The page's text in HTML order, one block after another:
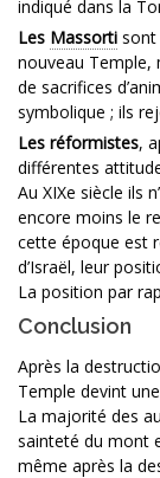
indiqué dans la
Les Massorti sont
nouveau Temple,
de sacrifices
symbolique ; ils
Les réformistes,
différentes
Au XIXe siècle ils
encore moins le
cette époque est
d’Israël, leur
La position par
Conclusion
Après la
Temple devint
La majorité des
sainteté du mont
même après la